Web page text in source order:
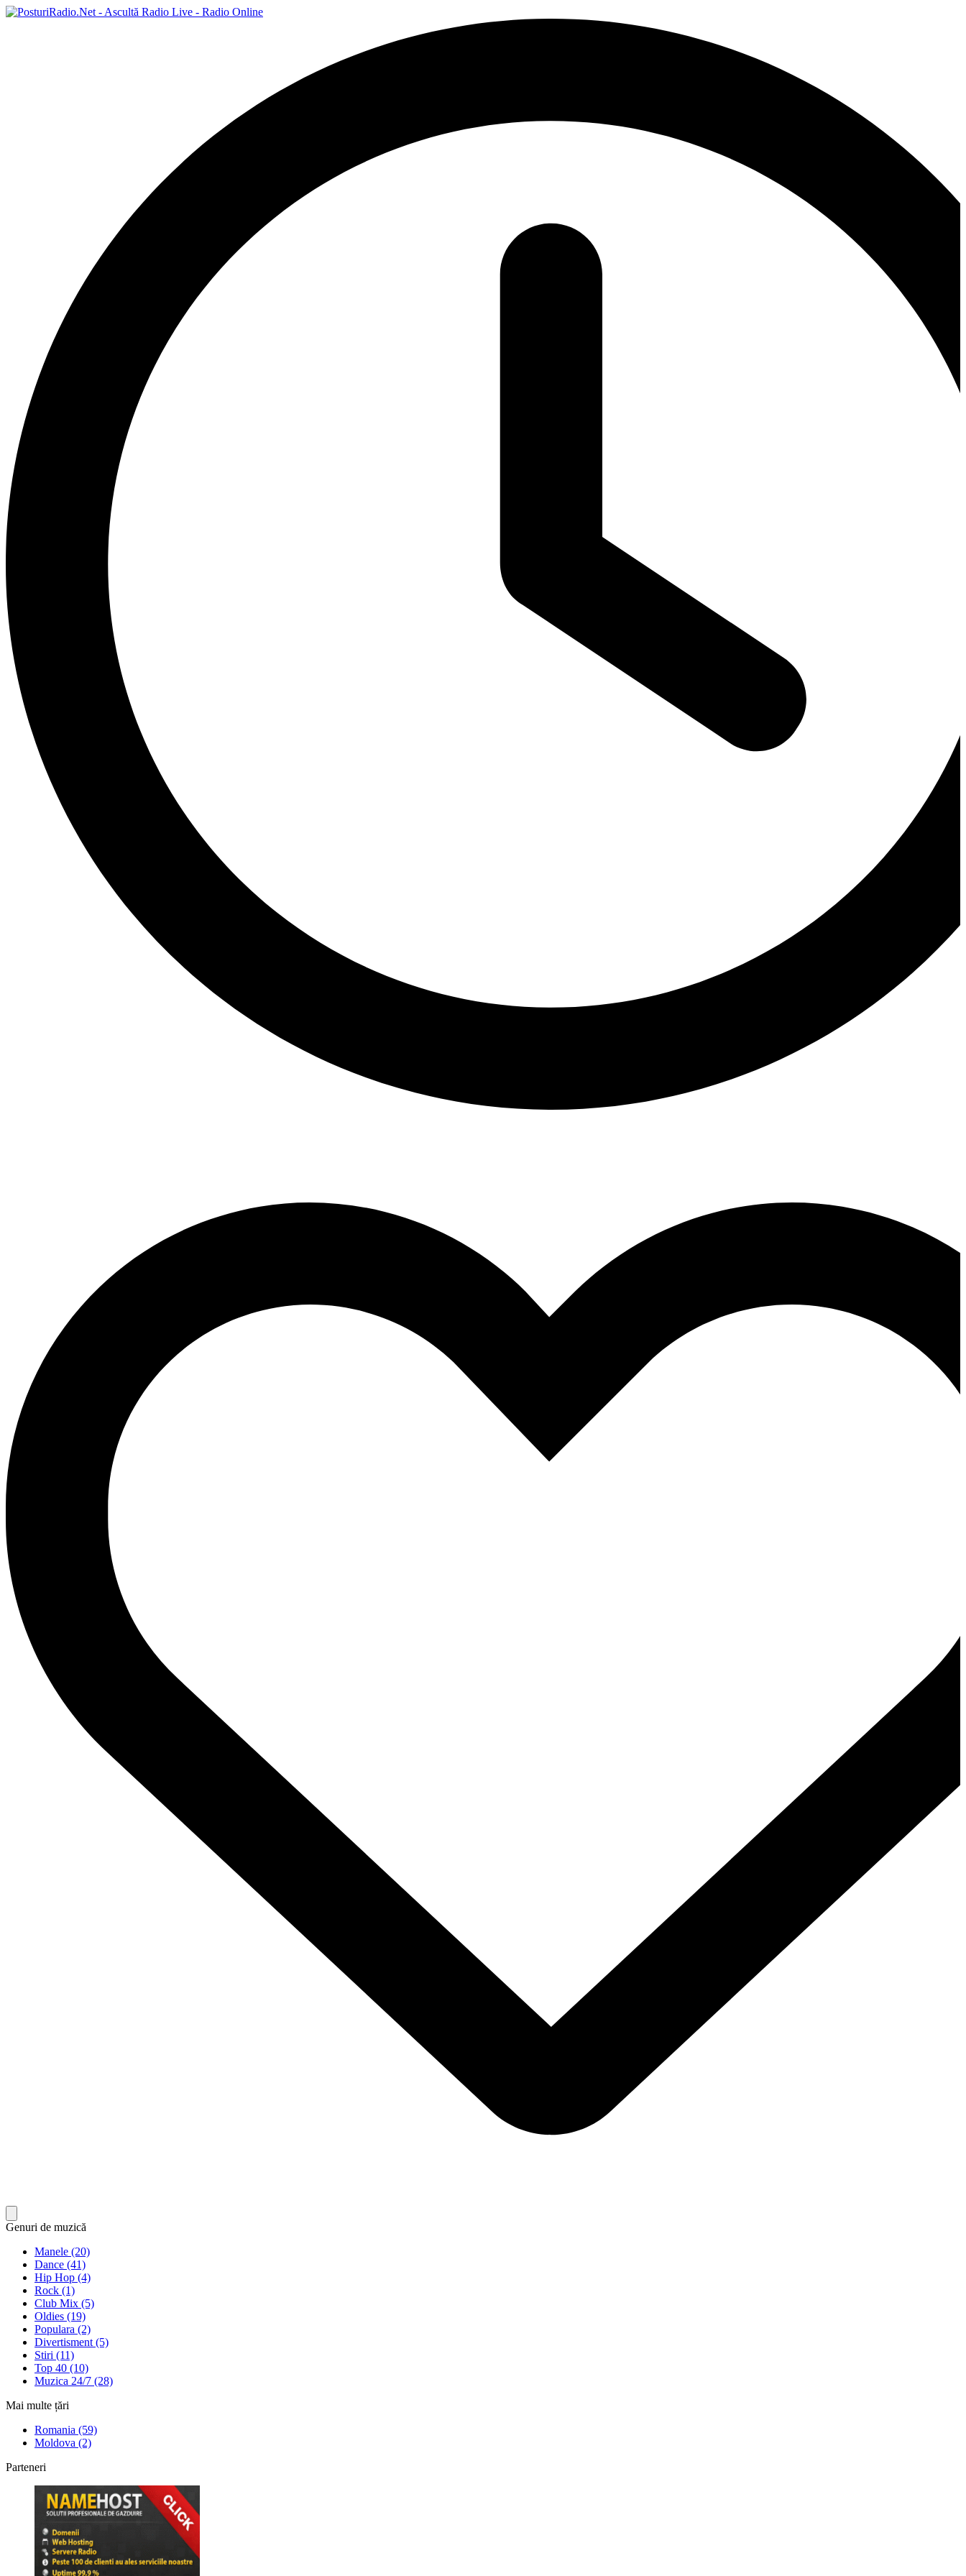
Genuri de muzică
Manele (20)
Dance (41)
Hip Hop (4)
Rock (1)
Club Mix (5)
Oldies (19)
Populara (2)
Divertisment (5)
Stiri (11)
Top 40 (10)
Muzica 24/7 (28)
Mai multe țări
Romania (59)
Moldova (2)
Parteneri